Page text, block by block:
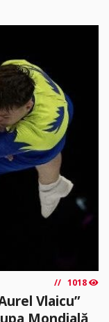
1018
Vlaicu”
Mondială